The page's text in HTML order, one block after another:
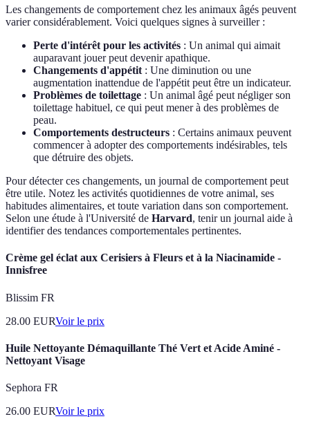
Les changements de comportement chez les animaux âgés peuvent
varier considérablement. Voici quelques signes à surveiller :
Perte d'intérêt pour les activités : Un animal qui aimait
auparavant jouer peut devenir apathique.
Changements d'appétit : Une diminution ou une
augmentation inattendue de l'appétit peut être un indicateur.
Problèmes de toilettage : Un animal âgé peut négliger son
toilettage habituel, ce qui peut mener à des problèmes de
peau.
Comportements destructeurs : Certains animaux peuvent
commencer à adopter des comportements indésirables, tels
que détruire des objets.
Pour détecter ces changements, un journal de comportement peut
être utile. Notez les activités quotidiennes de votre animal, ses
habitudes alimentaires, et toute variation dans son comportement.
Selon une étude à l'Université de Harvard, tenir un journal aide à
identifier des tendances comportementales pertinentes.
Crème gel éclat aux Cerisiers à Fleurs et à la Niacinamide -
Innisfree
Blissim FR
28.00 EURVoir le prix
Huile Nettoyante Démaquillante Thé Vert et Acide Aminé -
Nettoyant Visage
Sephora FR
26.00 EURVoir le prix